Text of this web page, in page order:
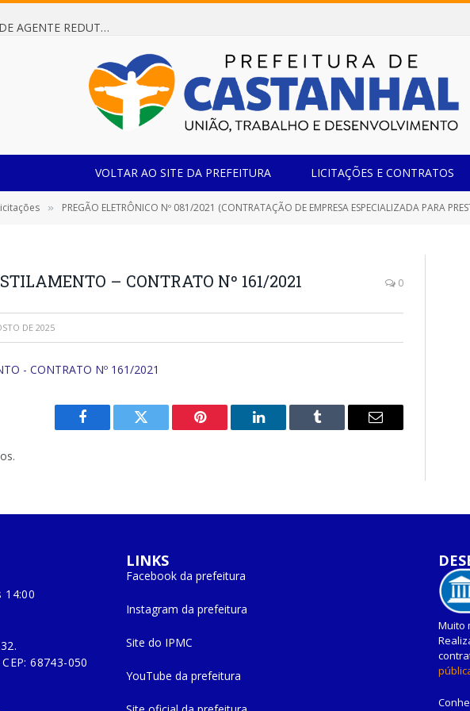
Dispensa de Licitação 078/2026 (AQUISIÇÃO DE AGENTE REDUTOR LÍQUIDO AUTOMOTIVO – ARLA 32, PARA ATENDER A FROTA OFICIAL DE VEÍCULOS DA SECRETARIA MUNICIPAL DE EDUCAÇÃO DO MUNICÍPIO DE CASTANHAL/PA)
VOLTAR AO SITE DA PREFEITURA LICITAÇÕES E CONTRATOS
» PREGÃO ELETRÔNICO Nº 081/2021 (CONTRATAÇÃO DE EMPRESA ESPECIALIZADA PARA PRESTAÇÃO DE SERVIÇOS DE INSTALAÇÃO,
– CONTRATO Nº 161/2021 0
DE 2025
- CONTRATO Nº 161/2021
Facebook Twitter Pinterest
O
Tumblr
E-
14:00
68743-050
LINKS
Facebook da prefeitura
Instagram da prefeitura
Site do IPMC
YouTube da prefeitura
Muito